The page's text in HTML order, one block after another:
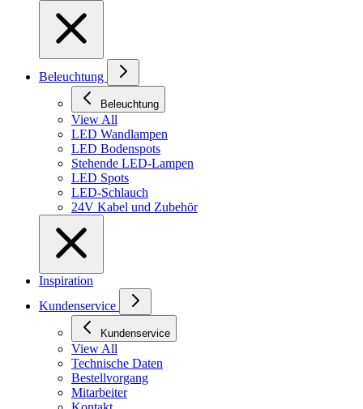
Beleuchtung
Beleuchtung
View All
LED Wandlampen
LED Bodenspots
Stehende LED-Lampen
LED Spots
LED-Schlauch
24V Kabel und Zubehör
Inspiration
Kundenservice
Kundenservice
View All
Technische Daten
Bestellvorgang
Mitarbeiter